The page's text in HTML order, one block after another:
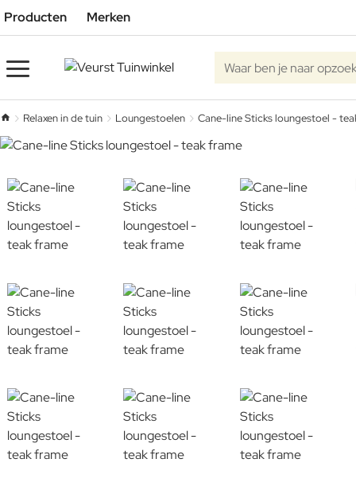
Producten Merken
Waar ben je naar
Relaxen in de tuin Loungestoelen Cane-line Sticks loungestoel -